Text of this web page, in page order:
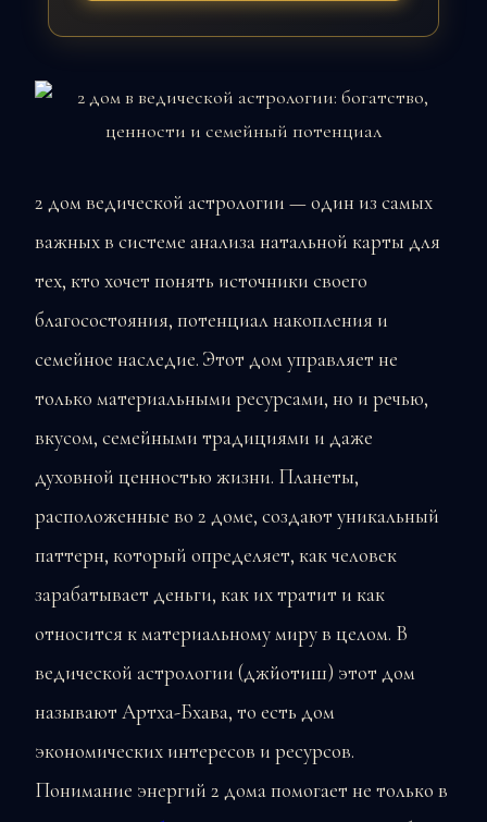
2 дом ведической астрологии — один из самых
важных в системе анализа натальной карты для
тех, кто хочет понять источники своего
благосостояния, потенциал накопления и
семейное наследие. Этот дом управляет не
только материальными ресурсами, но и речью,
вкусом, семейными традициями и даже
духовной ценностью жизни. Планеты,
расположенные во 2 доме, создают уникальный
паттерн, который определяет, как человек
зарабатывает деньги, как их тратит и как
относится к материальному миру в целом. В
ведической астрологии (джйотиш) этот дом
называют Артха-Бхава, то есть дом
экономических интересов и ресурсов.
Понимание энергий 2 дома помогает не только в